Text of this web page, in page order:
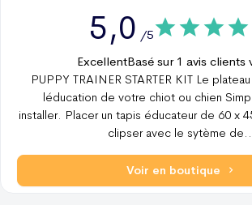
5,0 /5
ExcellentBasé sur 1 avis clients
PUPPY TRAINER STARTER KIT Le
léducation de votre chiot ou chien
installer. Placer un tapis éducateur de 60 x
clipser avec le sytème de
Voir en boutique